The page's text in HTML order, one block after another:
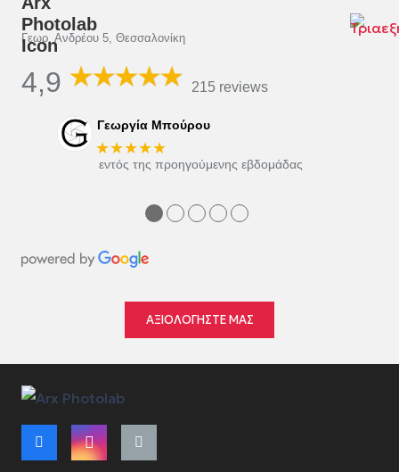
Γεωρ. Ανδρέου 5, Θεσσαλονίκη
4,9 215 reviews
Γεωργία Μπούρου
★★★★★
εντός της προηγούμενης εβδομάδας
●●●●●
ΑΞΙΟΛΟΓΗΣΤΕ ΜΑΣ